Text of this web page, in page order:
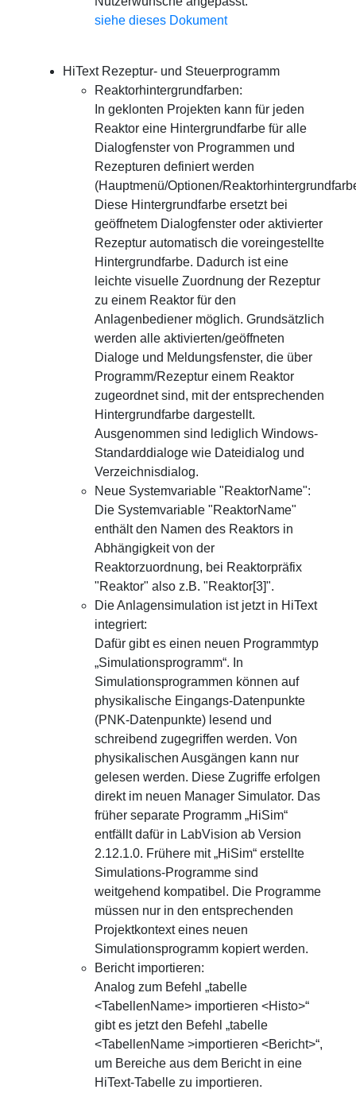
siehe dieses Dokument
HiText Rezeptur- und Steuerprogramm
Reaktorhintergrundfarben:
In geklonten Projekten kann für jeden
Reaktor eine Hintergrundfarbe für alle
Dialogfenster von Programmen und
Rezepturen definiert werden
(Hauptmenü/Optionen/
Diese Hintergrundfarbe ersetzt bei
geöffnetem Dialogfenster oder aktivierter
Rezeptur automatisch die voreingestellte
Hintergrundfarbe. Dadurch ist eine
leichte visuelle Zuordnung der Rezeptur
zu einem Reaktor für den
Anlagenbediener möglich. Grundsätzlich
werden alle aktivierten/geöffneten
Dialoge und Meldungsfenster, die über
Programm/Rezeptur einem Reaktor
zugeordnet sind, mit der entsprechenden
Hintergrundfarbe dargestellt.
Ausgenommen sind lediglich Windows-
Standarddialoge wie Dateidialog und
Verzeichnisdialog.
Neue Systemvariable "ReaktorName":
Die Systemvariable "ReaktorName"
enthält den Namen des Reaktors in
Abhängigkeit von der
Reaktorzuordnung, bei Reaktorpräfix
"Reaktor" also z.B. "Reaktor[3]".
Die Anlagensimulation ist jetzt in HiText
integriert:
Dafür gibt es einen neuen Programmtyp
„Simulationsprogramm“. In
Simulationsprogrammen können auf
physikalische Eingangs-Datenpunkte
(PNK-Datenpunkte) lesend und
schreibend zugegriffen werden. Von
physikalischen Ausgängen kann nur
gelesen werden. Diese Zugriffe erfolgen
direkt im neuen Manager Simulator. Das
früher separate Programm „HiSim“
entfällt dafür in LabVision ab Version
2.12.1.0. Frühere mit „HiSim“ erstellte
Simulations-Programme sind
weitgehend kompatibel. Die Programme
müssen nur in den entsprechenden
Projektkontext eines neuen
Simulationsprogramm kopiert werden.
Bericht importieren:
Analog zum Befehl „tabelle
<TabellenName> importieren <Histo>“
gibt es jetzt den Befehl „tabelle
<TabellenName >importieren <Bericht>“,
um Bereiche aus dem Bericht in eine
HiText-Tabelle zu importieren.